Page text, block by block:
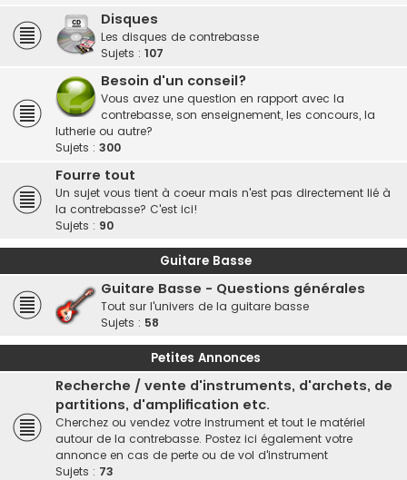
Disques
Les disques de contrebasse
Sujets : 107
Besoin d'un conseil?
Vous avez une question en rapport avec la
contrebasse, son enseignement, les concours, la
lutherie ou autre?
Sujets : 300
Fourre tout
Un sujet vous tient à coeur mais n'est pas directement lié à
la contrebasse? C'est ici!
Sujets : 90
Guitare Basse
Guitare Basse - Questions générales
Tout sur l'univers de la guitare basse
Sujets : 58
Petites Annonces
Recherche / vente d'instruments, d'archets, de
partitions, d'amplification etc.
Cherchez ou vendez votre instrument et tout le matériel
autour de la contrebasse. Postez ici également votre
annonce en cas de perte ou de vol d'instrument
Sujets : 73